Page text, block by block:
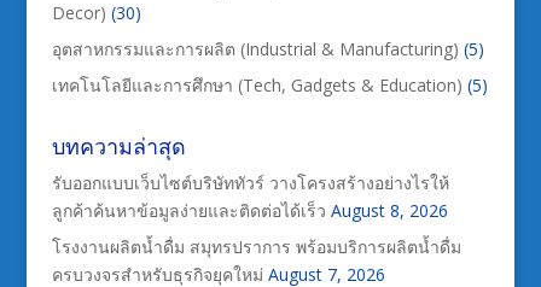
Decor) (30)
อุตสาหกรรมและการผลิต (Industrial & Manufacturing) (5)
เทคโนโลยีและการศึกษา (Tech, Gadgets & Education) (5)
บทความล่าสุด
รับออกแบบเว็บไซต์บริษัททัวร์ วางโครงสร้างอย่างไรให้
ลูกค้าค้นหาข้อมูลง่ายและติดต่อได้เร็ว August 8, 2026
โรงงานผลิตน้ำดื่ม สมุทรปราการ พร้อมบริการผลิตน้ำดื่ม
ครบวงจรสำหรับธุรกิจยุคใหม่ August 7, 2026